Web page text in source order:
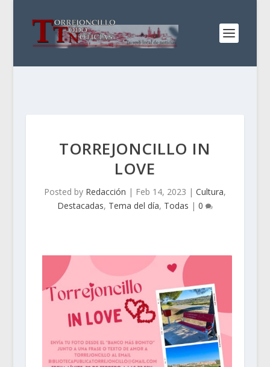
TORREJONCILLO IN
LOVE
Posted by Redacción | Feb 14, 2023 | Cultura,
Destacadas, Tema del día, Todas | 0